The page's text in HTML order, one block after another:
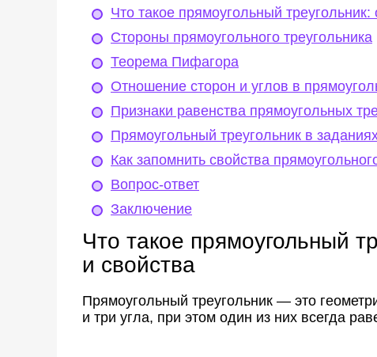
Что такое прямоугольный
Стороны прямоугольного треугольника
Теорема Пифагора
Отношение сторон и углов в
Признаки равенства прямоугольных
Прямоугольный треугольник в
Как запомнить свойства
Вопрос-ответ
Заключение
Что такое прямоугольный
и свойства
Прямоугольный треугольник — это
и три угла, при этом один из них всегда